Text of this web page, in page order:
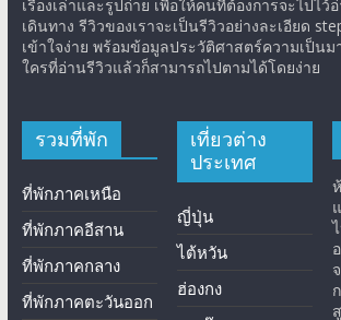
เรื่องเล่าและรูปถ่าย เพื่อให้คนที่ต้องการจะไปไว้
เดินทาง รีวิวของเราจะเป็นรีวิวอย่างละเอียด
เข้าใจง่าย พร้อมข้อมูลประวัติศาสตร์ความเป็น
ใครที่อ่านรีวิวแล้วก็สามารถไปตามได้โดยง่าย
รวมที่พัก
ที่พักภาคเหนือ
ที่พักภาคอีสาน
ที่พักภาคกลาง
ที่พักภาคตะวันออก
เที่ยวต่าง
ประเทศ
ญี่ปุ่น
ไต้หวัน
ฮ่องกง